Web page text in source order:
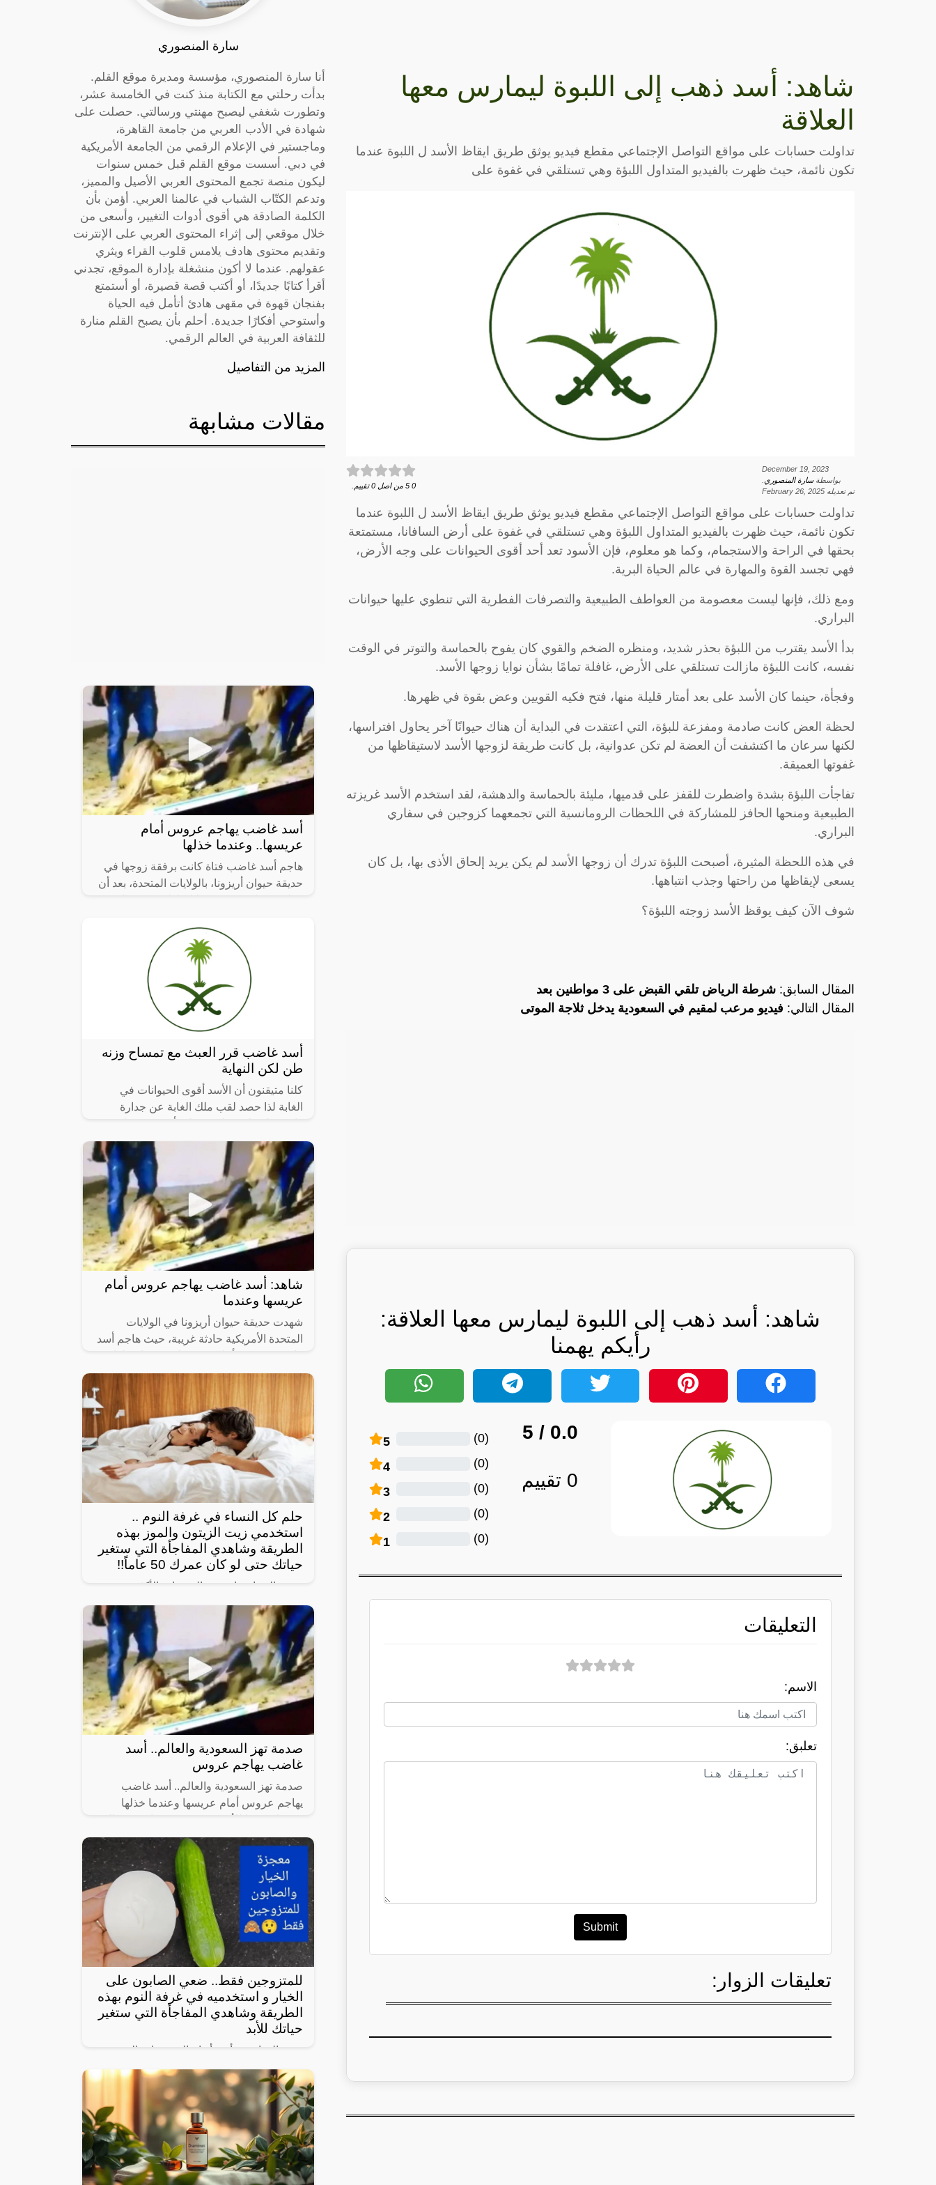
شاهد: أسد ذهب إلى اللبوة ليمارس معها
العلاقة
تداولت حسابات على مواقع التواصل الإجتماعي مقطع فيديو يوثق طريق ايقاظ الأسد ل اللبوة عندما
تكون نائمة، حيث ظهرت بالفيديو المتداول اللبؤة وهي تستلقي في غفوة على
December 19, 2023
بواسطةسارة المنصوري
تم تعديله February 26, 2025
0
5 من اصل 0 تقييم.
تداولت حسابات على مواقع التواصل الإجتماعي مقطع فيديو يوثق طريق ايقاظ الأسد ل اللبوة عندما
تكون نائمة، حيث ظهرت بالفيديو المتداول اللبؤة وهي تستلقي في غفوة على أرض السافانا، مستمتعة
بحقها في الراحة والاستجمام، وكما هو معلوم، فإن الأسود تعد أحد أقوى الحيوانات على وجه الأرض،
فهي تجسد القوة والمهارة في عالم الحياة البرية.
ومع ذلك، فإنها ليست معصومة من العواطف الطبيعية والتصرفات الفطرية التي تنطوي عليها حيوانات
البراري.
بدأ الأسد يقترب من اللبؤة بحذر شديد، ومنظره الضخم والقوي كان يفوح بالحماسة والتوتر في الوقت
نفسه، كانت اللبؤة مازالت تستلقي على الأرض، غافلة تمامًا بشأن نوايا زوجها الأسد.
وفجأة، حينما كان الأسد على بعد أمتار قليلة منها، فتح فكيه القويين وعض بقوة في ظهرها.
لحظة العض كانت صادمة ومفزعة للبؤة، التي اعتقدت في البداية أن هناك حيوانًا آخر يحاول افتراسها،
لكنها سرعان ما اكتشفت أن العضة لم تكن عدوانية، بل كانت طريقة لزوجها الأسد لاستيقاظها من
غفوتها العميقة.
تفاجأت اللبؤة بشدة واضطرت للقفز على قدميها، مليئة بالحماسة والدهشة، لقد استخدم الأسد غريزته
الطبيعية ومنحها الحافز للمشاركة في اللحظات الرومانسية التي تجمعهما كزوجين في سفاري
البراري.
في هذه اللحظة المثيرة، أصبحت اللبؤة تدرك أن زوجها الأسد لم يكن يريد إلحاق الأذى بها، بل كان
يسعى لإيقاظها من راحتها وجذب انتباهها.
شوف الآن كيف يوقظ الأسد زوجته اللبؤة؟
المقال السابق: شرطة الرياض تلقي القبض على 3 مواطنين بعد
المقال التالي: فيديو مرعب لمقيم في السعودية يدخل ثلاجة الموتى
شاهد: أسد ذهب إلى اللبوة ليمارس معها العلاقة:
رأيكم يهمنا
0.0
/ 5
0 تقييم
5 (
0
)
4 (
0
)
3 (
0
)
2 (
0
)
1 (
0
)
التعليقات
الاسم:
تعلبق:
Submit
تعليقات الزوار:
سارة المنصوري
أنا سارة المنصوري، مؤسسة ومديرة موقع القلم.
بدأت رحلتي مع الكتابة منذ كنت في الخامسة عشر،
وتطورت شغفي ليصبح مهنتي ورسالتي. حصلت على
شهادة في الأدب العربي من جامعة القاهرة،
وماجستير في الإعلام الرقمي من الجامعة الأمريكية
في دبي. أسست موقع القلم قبل خمس سنوات
ليكون منصة تجمع المحتوى العربي الأصيل والمميز،
وتدعم الكتّاب الشباب في عالمنا العربي. أؤمن بأن
الكلمة الصادقة هي أقوى أدوات التغيير، وأسعى من
خلال موقعي إلى إثراء المحتوى العربي على الإنترنت
وتقديم محتوى هادف يلامس قلوب القراء ويثري
عقولهم. عندما لا أكون منشغلة بإدارة الموقع، تجدني
أقرأ كتابًا جديدًا، أو أكتب قصة قصيرة، أو أستمتع
بفنجان قهوة في مقهى هادئ أتأمل فيه الحياة
وأستوحي أفكارًا جديدة. أحلم بأن يصبح القلم منارة
للثقافة العربية في العالم الرقمي.
المزيد من التفاصيل
مقالات مشابهة
أسد غاضب يهاجم عروس أمام
عريسها.. وعندما خذلها
هاجم أسد غاضب فتاة كانت برفقة زوجها في
حديقة حيوان أريزونا، بالولايات المتحدة، بعد أن
أسد غاضب قرر العبث مع تمساح وزنه
طن لكن النهاية
كلنا متيقنون أن الأسد أقوى الحيوانات في
الغابة لذا حصد لقب ملك الغابة عن جدارة
باقي الحيوانات بسهولة حتى لو كانت هذه
شاهد: أسد غاضب يهاجم عروس أمام
عريسها وعندما
شهدت حديقة حيوان أريزونا في الولايات
المتحدة الأمريكية حادثة غريبة، حيث هاجم أسد
زوجها وتركها للأسد ينهش جسدها حدثت
حلم كل النساء في غرفة النوم ..
استخدمي زيت الزيتون والموز بهذه
الطريقة وشاهدي المفاجأة التي ستغير
حياتك حتى لو كان عمرك 50 عاماً!!
تبحث النساء عادة عن الوصفات الأكثر
استخداماً بهدف الحصول على شعر صحي
وناعم، ومن أبرز تلك الوصفات الخاصة بالبشرة
والجسم للحصول على أفضل نتيجة خلال فترة
قصيرة،
صدمة تهز السعودية والعالم.. أسد
غاضب يهاجم عروس
صدمة تهز السعودية والعالم.. أسد غاضب
يهاجم عروس أمام عريسها وعندما خذلها
يكن في الحسبان، حيث هاجم أسد غاضب فتاة
للمتزوجين فقط.. ضعي الصابون على
الخيار و استخدميه في غرفة النوم بهذه
الطريقة وشاهدي المفاجأة التي ستغير
حياتك للأبد
يعتبر الخيار من أبرز أنواع الخضروات المحببة
لدى الكثيرين، خاصة لأنه شبه خالي من
السعرات وطعمه لذيذ ومنعش، وله فوائد كثيرة
لأنه غني بالفيتامينات والمعادن، كما